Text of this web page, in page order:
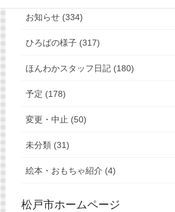
お知らせ (334)
ひろばの様子 (317)
ほんわかスタッフ日記 (180)
予定 (178)
変更・中止 (50)
未分類 (31)
絵本・おもちゃ紹介 (4)
松戸市ホームページ